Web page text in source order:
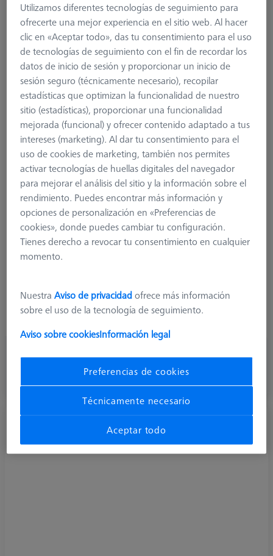
Product Type
Stylus
Ø Sphere (DK)
1,0 mm
Length (L)
35,5 mm
Stylus Tip Material
Tung. Carb.
Stylus Tip
Spherical Cylinder
Shaft Material
Measuring Length
28,0 mm
Ø Shaft (DS)
1,0 mm
Cylinder
Disponible
Utilizamos diferentes tecnologías de seguimiento para
ofrecerte una mejor experiencia en el sitio web. Al hacer
clic en «Aceptar todo», das tu consentimiento para el uso
de tecnologías de seguimiento con el fin de recordar los
datos de inicio de sesión y proporcionar un inicio de
sesión seguro (técnicamente necesario), recopilar
estadísticas que optimizan la funcionalidad de nuestro
sitio (estadísticas), proporcionar una funcionalidad
mejorada (funcional) y ofrecer contenido adaptado a tus
intereses (marketing). Al dar tu consentimiento para el
uso de cookies de marketing, también nos permites
activar tecnologías de huellas digitales del navegador
para mejorar el análisis del sitio y la información sobre el
rendimiento. Puedes encontrar más información y
opciones de personalización en «Preferencias de
cookies», donde puedes cambiar tu configuración.
Tienes derecho a revocar tu consentimiento en cualquier
momento.
NuestraAviso de privacidadofrece más información
sobre el uso de la tecnología de seguimiento.
Aviso sobre cookiesInformación legal
Preferencias de cookies
Técnicamente necesario
Aceptar todo